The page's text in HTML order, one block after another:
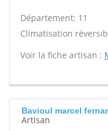
Département: 11
Climatisation
Voir la fiche artisan :
Bavioul marcel
Artisan